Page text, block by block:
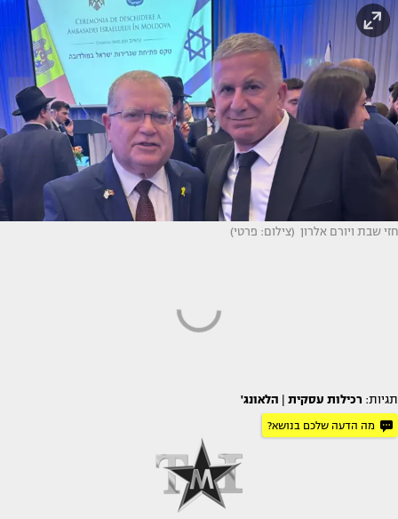
חזי שבת ויורם אלרון (צילום: פרטי)
תגיות: רכילות עסקית הלאונג'
מה הדעה שלכם בנושא?